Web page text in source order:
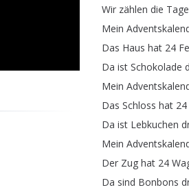
Wir zählen die Tage
Mein
Das Haus hat 24
Da ist Schokolade
Mein
Das Schloss hat 24
Da ist Lebkuchen
Mein
Der Zug hat 24
Da sind Bonbons